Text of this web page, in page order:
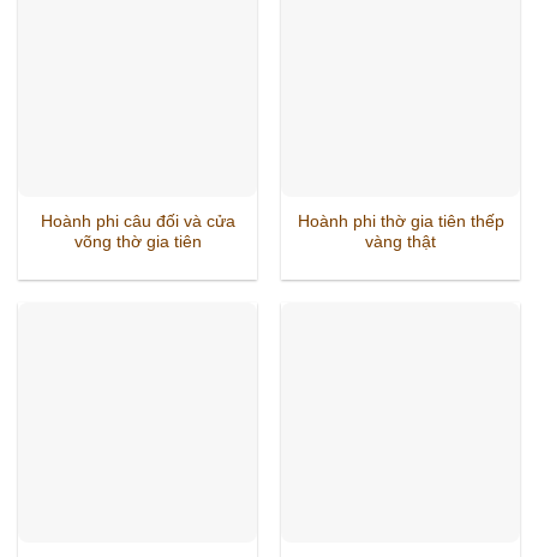
Hoành phi câu đối và cửa
võng thờ gia tiên
Hoành phi thờ gia tiên thếp
vàng thật